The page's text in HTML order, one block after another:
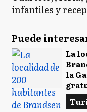
infantiles y
Puede
La
la